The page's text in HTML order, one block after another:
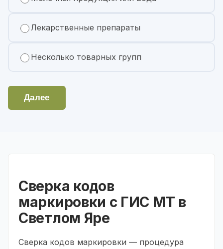
Лекарственные препараты
Несколько товарных групп
Далее
Сверка кодов
маркировки с ГИС МТ в
Светлом Яре
Сверка кодов маркировки — процедура